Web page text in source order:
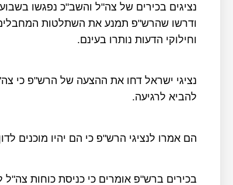
נציגים בכירים של צה"ל והשב"כ נפגשו
ודרשו שהרש"פ תמנע את השתלטות
וחילוקי הדעות נותרו בעינם.
להביא לרגיעה.
הם אמרו לנציגי הרש"פ כי הם יהיו מוכנים